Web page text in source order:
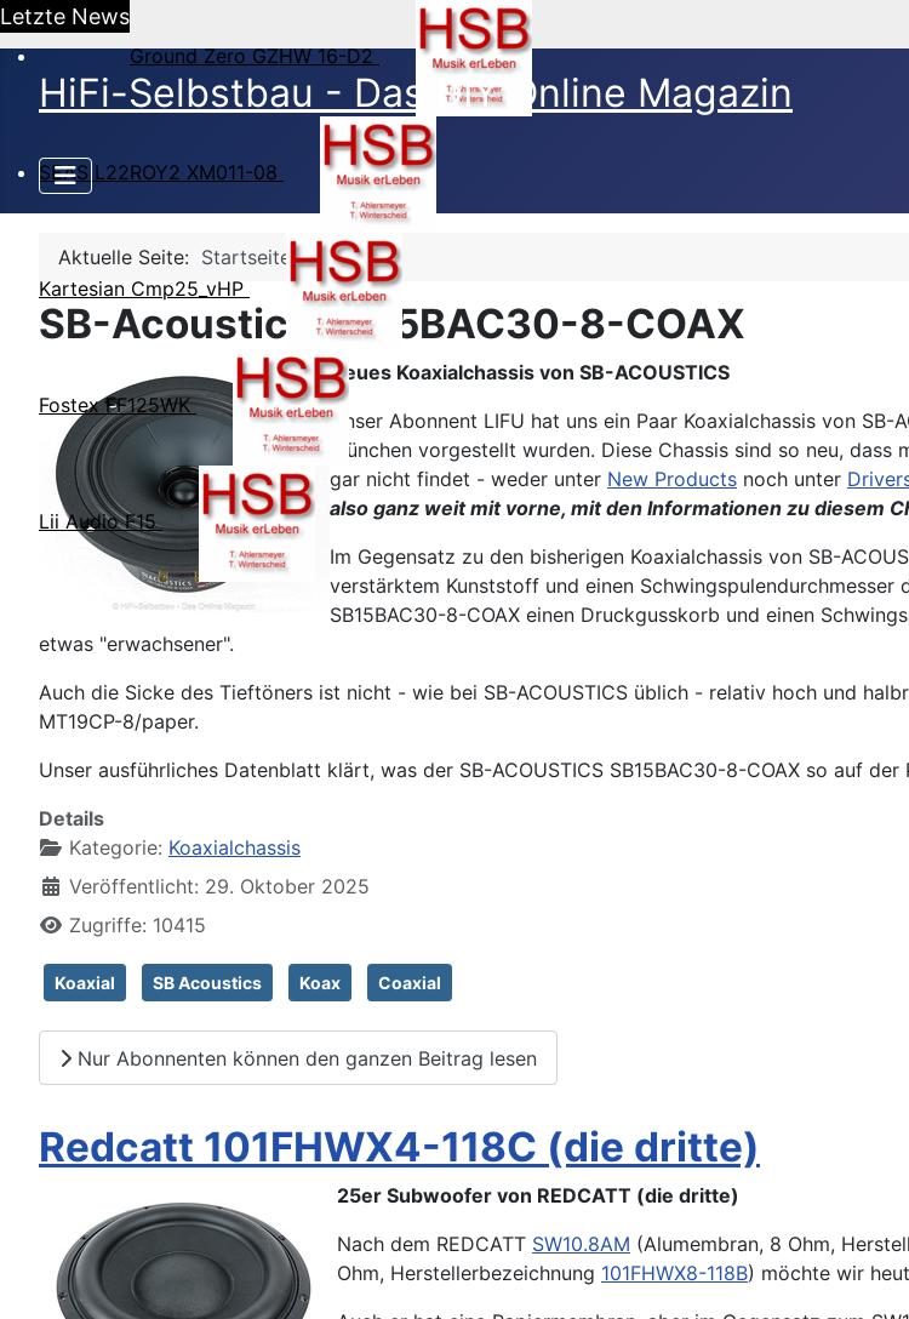
Letzte News
Ground Zero GZHW 16-D2
SEAS L22ROY2 XM011-08
Kartesian Cmp25_vHP
Fostex FF125WK
Lii Audio F15
HiFi-Selbstbau - Das DIY Online Magazin
Aktuelle Seite: Startseite
SB-Acoustics SB15BAC30-8-COAX
Neues Koaxialchassis von SB-ACOUSTICS
Unser Abonnent LIFU hat uns ein Paar Koaxialchassis von
München vorgestellt wurden. Diese Chassis sind so neu,
gar nicht findet - weder unter New Products noch unter
also ganz weit mit vorne, mit den Informationen zu diesem
Im Gegensatz zu den bisherigen Koaxialchassis von SB-
verstärktem Kunststoff und einen
SB15BAC30-8-COAX einen Druckgusskorb und einen
etwas "erwachsener".
Auch die Sicke des Tieftöners ist nicht - wie bei SB-ACOUSTICS üblich - relativ hoch und
MT19CP-8/paper.
Unser ausführliches Datenblatt klärt, was der SB-ACOUSTICS SB15BAC30-8-COAX so auf der
Details
Kategorie: Koaxialchassis
Veröffentlicht: 29. Oktober 2025
Zugriffe: 10415
Koaxial SB Acoustics Koax Coaxial
Nur Abonnenten können den ganzen Beitrag lesen
Redcatt 101FHWX4-118C (die dritte)
25er Subwoofer von REDCATT (die dritte)
Nach dem REDCATT SW10.8AM (Alumembran, 8 Ohm,
Ohm, Herstellerbezeichnung 101FHWX8-118B) möchte wir